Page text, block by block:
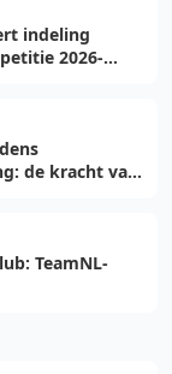
indeling
2026-
de kracht van
TeamNL-